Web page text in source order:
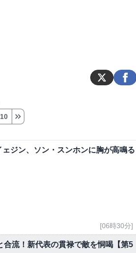
10
ジン、ソン・スンホンに胸が高鳴る
[06時30分]
合流！新代表の貫禄で敵を恫喝【第5